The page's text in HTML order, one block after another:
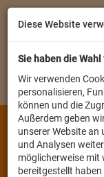
Diese Website
Sie haben die
Wir verwenden
personalisieren,
können und die
Außerdem geben
unserer Website an
und Analysen
möglicherweise mit
bereitgestellt